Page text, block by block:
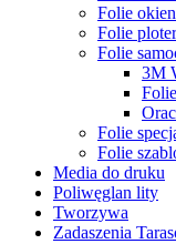
Folie
Folie
Folie
3M
Folie
Folie
Media do druku
Poliwęglan lity
Tworzywa
Zadaszenia